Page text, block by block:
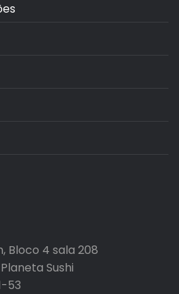
Bloco 4 sala 208
Sushi
53